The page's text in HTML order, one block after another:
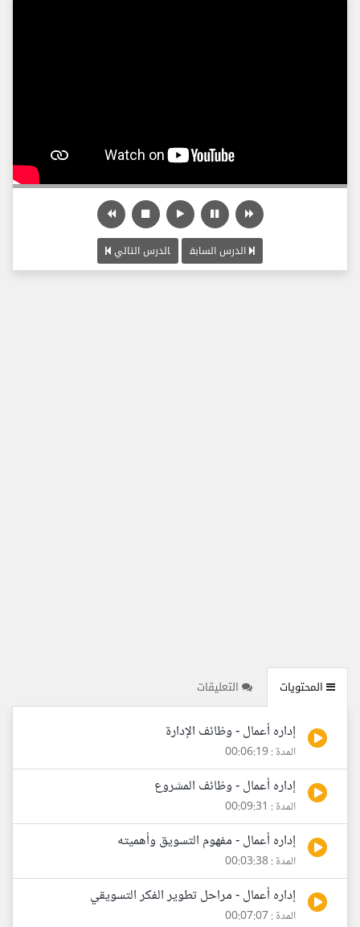
الدرس السابق الدرس التالي
المحتويات التعليقات
إداره أعمال - وظائف الإدارة
المدة : 00:06:19
إداره أعمال - وظائف المشروع
المدة : 00:09:31
إداره أعمال - مفهوم التسويق وأهميته
المدة : 00:03:38
إداره أعمال - مراحل تطوير الفكر التسويقي
المدة : 00:07:07